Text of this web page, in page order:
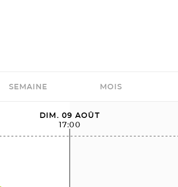
DIM. 09 AOÛT
17:00
SEMAINE MOIS